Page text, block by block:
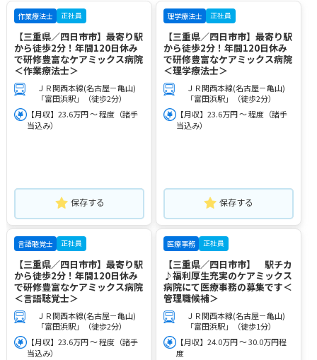
作業療法士 正社員
【三重県／四日市市】最寄り駅
から徒歩2分！年間120日休み
で研修豊富なケアミックス病院
＜作業療法士＞
ＪＲ関西本線(名古屋－亀山)
「富田浜駅」（徒歩2分）
【月収】23.6万円 ～ 程度（諸手
当込み）
保存する
理学療法士 正社員
【三重県／四日市市】最寄り駅
から徒歩2分！年間120日休み
で研修豊富なケアミックス病院
＜理学療法士＞
ＪＲ関西本線(名古屋－亀山)
「富田浜駅」（徒歩2分）
【月収】23.6万円 ～ 程度（諸手
当込み）
保存する
言語聴覚士 正社員
【三重県／四日市市】最寄り駅
から徒歩2分！年間120日休み
で研修豊富なケアミックス病院
＜言語聴覚士＞
ＪＲ関西本線(名古屋－亀山)
「富田浜駅」（徒歩2分）
【月収】23.6万円 ～ 程度（諸手
当込み）
医療事務 正社員
【三重県／四日市市】 駅チカ
♪福利厚生充実のケアミックス
病院にて医療事務の募集です＜
管理職候補＞
ＪＲ関西本線(名古屋－亀山)
「富田浜駅」（徒歩1分）
【月収】24.0万円 ～ 30.0万円程
度